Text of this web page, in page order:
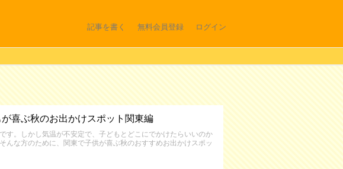
記事を書く 無料会員登録 ログイン
喜ぶ秋のお出かけスポット関東編
す。しかし気温が不安定で、子どもとどこにでかけたらいいのか
んな方のために、関東で子供が喜ぶ秋のおすすめお出かけスポッ